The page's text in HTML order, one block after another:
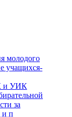
молодого
учащихся-
и УИК
за
и п